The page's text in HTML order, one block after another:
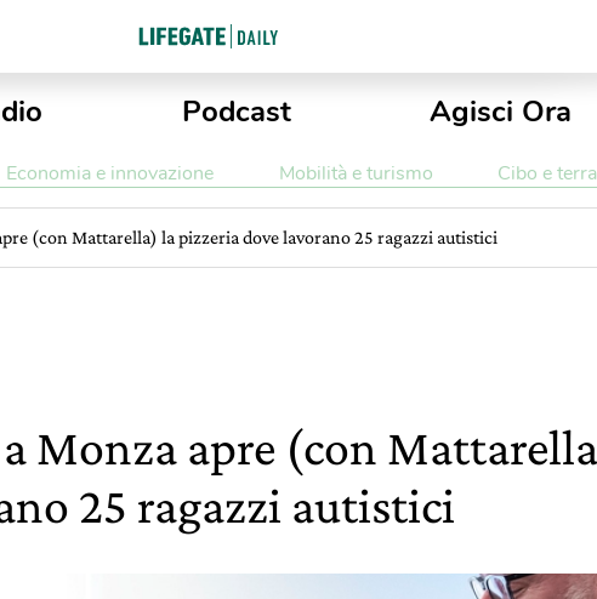
Podcast Agisci Ora
Economia e innovazione Mobilità e turismo Cibo e terra
(con Mattarella) la pizzeria dove lavorano 25 ragazzi autistici
Monza apre (con
25 ragazzi autistici